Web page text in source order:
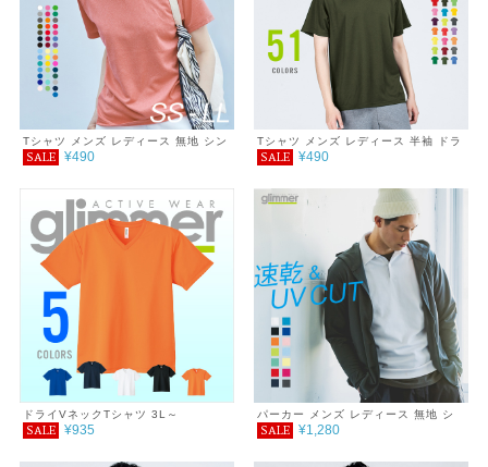
Tシャツ メンズ レディース 無地 シン
プル 薄手 涼しい 吸汗速乾 UVカット
り 体型カバー コンパクト アウトドア
スポーツ ランニング マラソン 運動会
ジム ウォーキング SALE ％OFF
glimmer グリマー ドライ Tシャツ
SALE ¥490
Tシャツ メンズ レディース 半袖 ドラ
イTシャツ 4.4オンス 3L～5L
SALE ¥490
ドライVネックTシャツ 3L～
SALE ¥935
パーカー メンズ レディース 無地 シ
ンプル 薄手 涼しい 吸汗速乾 UVカッ
スポーツ 羽織り カラー 紫外線対策
SALE ¥1,280